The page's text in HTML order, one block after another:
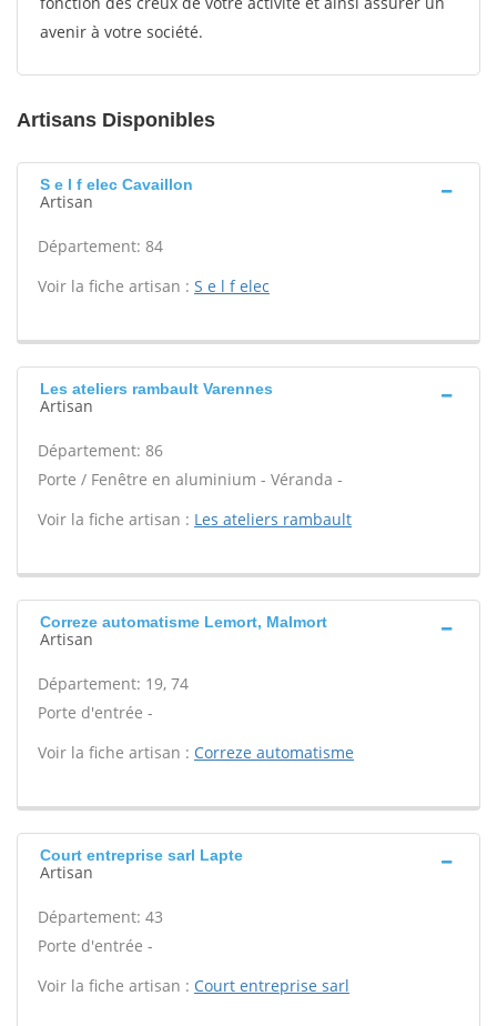
avenir à votre société.
Artisans Disponibles
S e l f elec Cavaillon
Artisan
Département: 84
Voir la fiche artisan : S e l f elec
Les ateliers rambault Varennes
Artisan
Département: 86
Porte / Fenêtre en aluminium - Véranda -
Voir la fiche artisan : Les ateliers rambault
Correze automatisme Lemort, Malmort
Artisan
Département: 19, 74
Porte d'entrée -
Voir la fiche artisan : Correze automatisme
Court entreprise sarl Lapte
Artisan
Département: 43
Porte d'entrée -
Voir la fiche artisan : Court entreprise sarl